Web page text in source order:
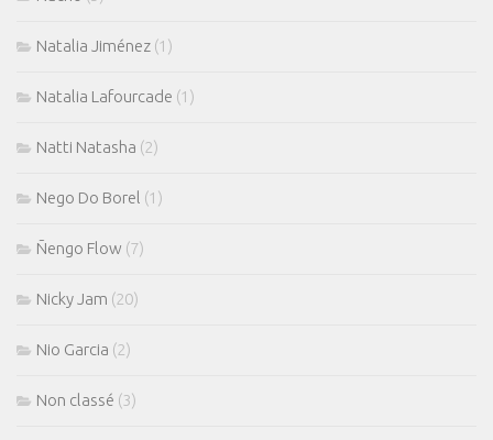
Natalia Jiménez (1)
Natalia Lafourcade (1)
Natti Natasha (2)
Nego Do Borel (1)
Ñengo Flow (7)
Nicky Jam (20)
Nio Garcia (2)
Non classé (3)